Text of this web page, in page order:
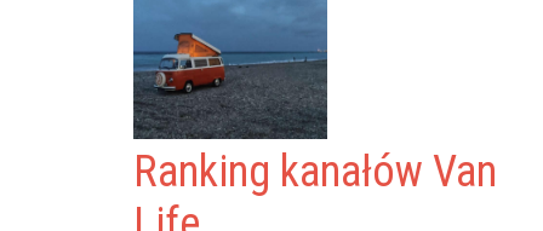
Ranking kanałów Van